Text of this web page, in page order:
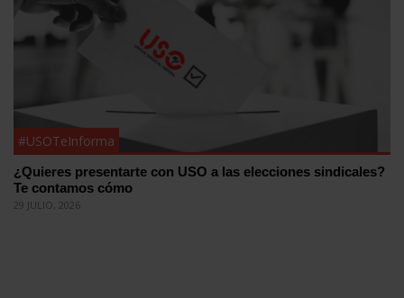
#USOTeInforma
¿Quieres presentarte con USO a las elecciones sindicales?
Te contamos cómo
29 JULIO, 2026